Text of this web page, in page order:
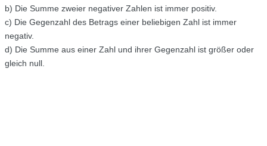
b) Die Summe zweier negativer Zahlen ist immer positiv.
c) Die Gegenzahl des Betrags einer beliebigen Zahl ist immer
negativ.
d) Die Summe aus einer Zahl und ihrer Gegenzahl ist größer oder
gleich null.